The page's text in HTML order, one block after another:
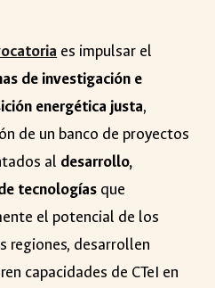
es impulsar el
de investigación e
energética justa,
de un banco de proyectos
al desarrollo,
tecnologías que
el potencial de los
regiones, desarrollen
capacidades de CTeI en